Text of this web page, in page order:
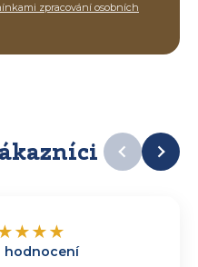
zpracování osobních
★★★
hodnocení